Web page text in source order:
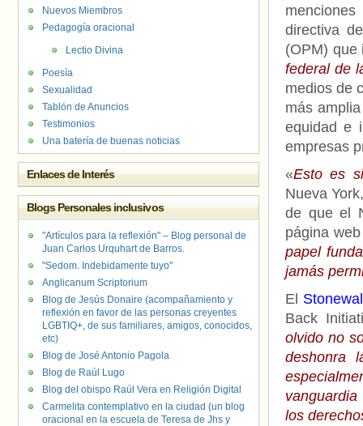
directiva
(OPM) que
federal de
medios de
más
equidad e
empresas
«Esto es
Nueva
de que el
página
papel
jamás
El
Back
olvido no
deshonra
los
Nuevos Miembros
Pedagogía oracional
Lectio Divina
Poesía
Sexualidad
Tablón de Anuncios
Testimonios
Una batería de buenas noticias
Enlaces de Interés
Blogs Personales inclusivos
"Artículos para la reflexión" – Blog personal de
Juan Carlos Urquhart de Barros.
"Sedom. Indebidamente tuyo"
Anglicanum Scriptorium
Blog de Jesús Donaire (acompañamiento y
reflexión en favor de las personas creyentes
LGBTIQ+, de sus familiares, amigos, conocidos,
etc)
Blog de José Antonio Pagola
Blog de Raúl Lugo
Blog del obispo Raúl Vera en Religión Digital
Carmelita contemplativo en la ciudad (un blog
oracional en la escuela de Teresa de Jhs y